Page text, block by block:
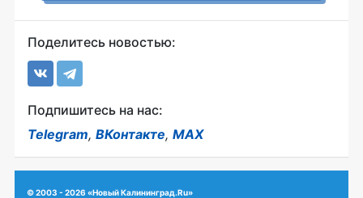
Поделитесь новостью:
Подпишитесь на нас:
Telegram, ВКонтакте, MAX
© 2003 - 2026 «Новый Калининград.Ru»